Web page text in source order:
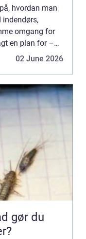
hvordan man
indendørs,
omgang for
en plan for –
02 June 2026